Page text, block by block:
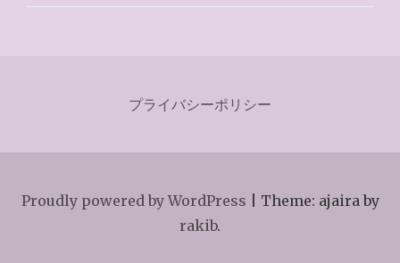
プライバシーポリシー
Proudly powered by WordPress
Theme: ajaira by
rakib.